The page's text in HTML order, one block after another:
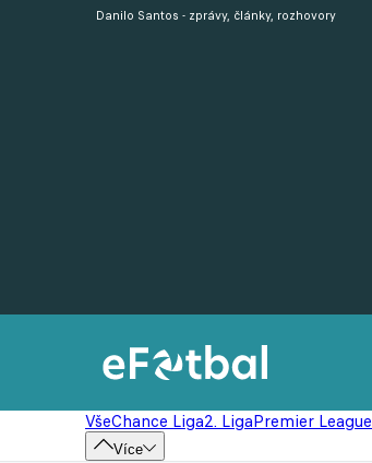
VšeChance Liga2. LigaPremier League
Více
Danilo Santos - zprávy, články, rozhovory